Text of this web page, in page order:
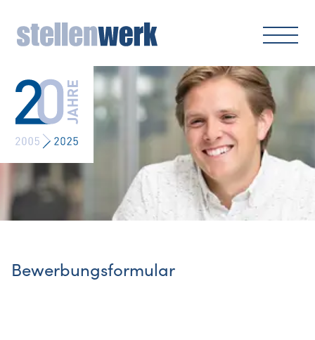
Bewerbungsformular